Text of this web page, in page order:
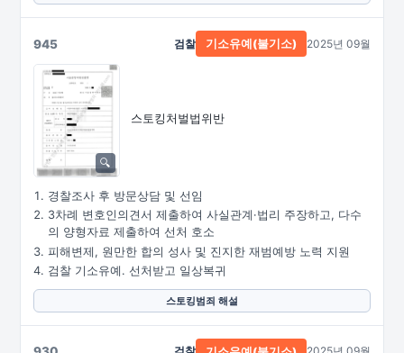
945
스토킹처벌법위반
검찰 기소유예(불기소) 2025년 09월
경찰조사 후 방문상담 및 선임
3차례 변호인의견서 제출하여 사실관계·법리 주장하고, 다수
의 양형자료 제출하여 선처 호소
피해변제, 원만한 합의 성사 및 진지한 재범예방 노력 지원
검찰 기소유예. 선처받고 일상복귀
스토킹범죄 해설